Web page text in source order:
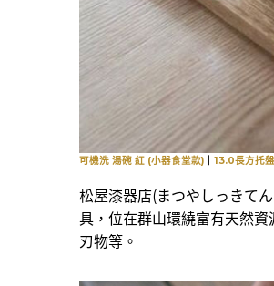
可機洗 湯碗 紅 (小器食堂款) 13.0長方托
松屋漆器店(まつやしっきて
具，位在群山環繞富有天然
刃物等。